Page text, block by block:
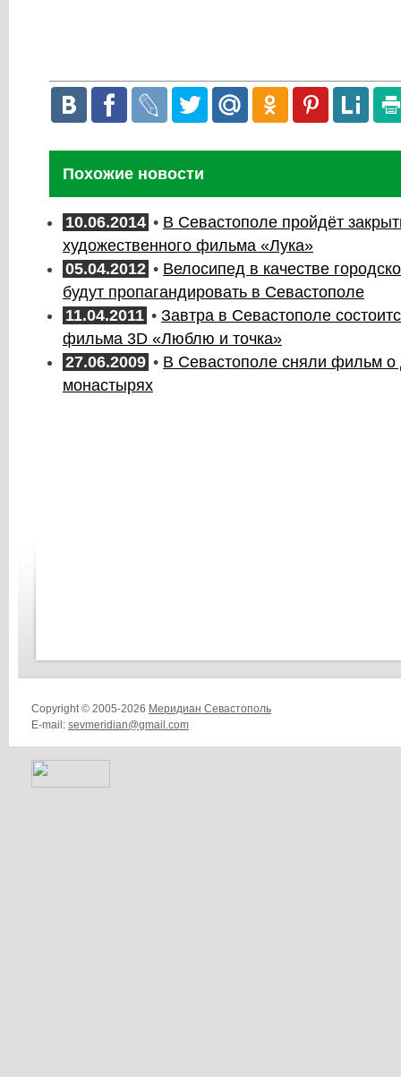
Похожие новости
10.06.2014 • В Севастополе пройдёт
художественного фильма «Лука»
05.04.2012 • Велосипед в качестве
будут пропагандировать в Севастополе
11.04.2011 • Завтра в Севастополе
фильма 3D «Люблю и точка»
27.06.2009 • В Севастополе сняли фильм
монастырях
Copyright © 2005-2026 Меридиан Севастополь
E-mail: sevmeridian@gmail.com